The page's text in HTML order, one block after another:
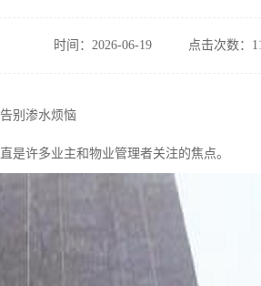
时间：2026-06-19 点击次数：
别渗水烦恼
是许多业主和物业管理者关注的焦点。